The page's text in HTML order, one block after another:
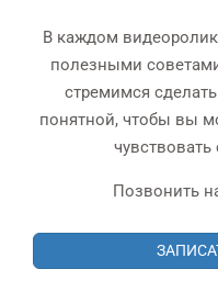
В каждом
полезными
стремимся
понятной, чтобы вы
Позвонить